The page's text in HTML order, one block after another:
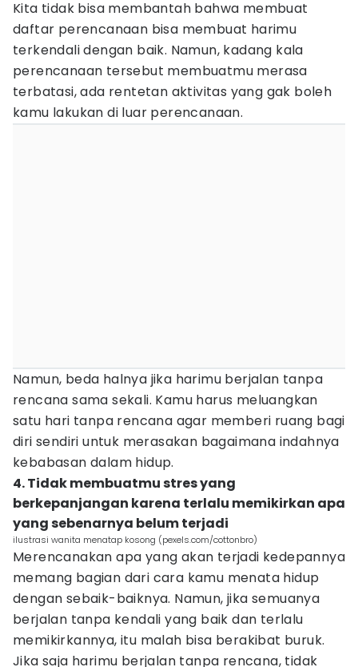
Kita tidak bisa membantah bahwa membuat
daftar perencanaan bisa membuat harimu
terkendali dengan baik. Namun, kadang kala
perencanaan tersebut membuatmu merasa
terbatasi, ada rentetan aktivitas yang gak boleh
kamu lakukan di luar perencanaan.
Namun, beda halnya jika harimu berjalan tanpa
rencana sama sekali. Kamu harus meluangkan
satu hari tanpa rencana agar memberi ruang bagi
diri sendiri untuk merasakan bagaimana indahnya
kebabasan dalam hidup.
4. Tidak membuatmu stres yang
berkepanjangan karena terlalu memikirkan apa
yang sebenarnya belum terjadi
ilustrasi wanita menatap kosong (pexels.com/cottonbro)
Merencanakan apa yang akan terjadi kedepannya
memang bagian dari cara kamu menata hidup
dengan sebaik-baiknya. Namun, jika semuanya
berjalan tanpa kendali yang baik dan terlalu
memikirkannya, itu malah bisa berakibat buruk.
Jika saja harimu berjalan tanpa rencana, tidak